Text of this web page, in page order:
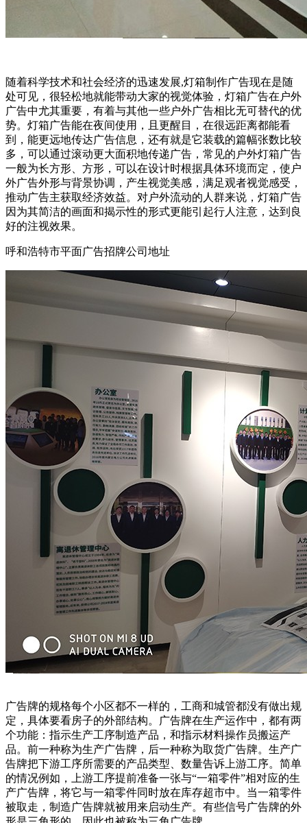
随着科学技术和社会经济的迅速发展,灯箱制作广告现在是随
处可见，很轻松地就能带动大家的视觉体验，灯箱广告在户外
广告中尤其重要，有着与其他一些户外广告相比无可替代的优
势。灯箱广告能在夜间使用，且更醒目，在很远距离都能看
到，能更远地传达广告信息，还有就是它装载的篇幅张数比较
多，可以通过滚动更大面积地传递广告，常见的户外灯箱广告
一般为长方形、方形，可以在设计时根据具体环境而定，使户
外广告外形与背景协调，产生视觉美感，满足观者视觉感受，
推动广告主获取经济效益。对户外流动的人群来说，灯箱广告
因为其简洁的画面和揭示性的形式更能引起行人注意，达到良
好的注视效果。
呼和浩特市平面广告招牌公司地址
广告牌的规格每个小区都不一样的，工商和城管都没有做出规
定，具体要看房子的外部结构。广告牌在生产运作中，都有两
个功能：指示生产工序制造产品，和指示材料操作员搬运产
品。前一种称为生产广告牌，后一种称为取货广告牌。生产广
告牌把下游工序所需要的产品类型、数量告诉上游工序。简单
的情况例如，上游工序提前准备一张与“一箱零件”相对应的生
产广告牌，将它与一箱零件同时放在库存超市中。当一箱零件
被取走，制造广告牌就被用来启动生产。有些信号广告牌的外